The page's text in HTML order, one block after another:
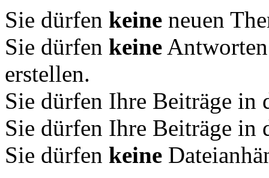
Sie dürfen keine neuen
Sie dürfen keine
erstellen.
Sie dürfen Ihre Beiträge in
Sie dürfen Ihre Beiträge in
Sie dürfen keine